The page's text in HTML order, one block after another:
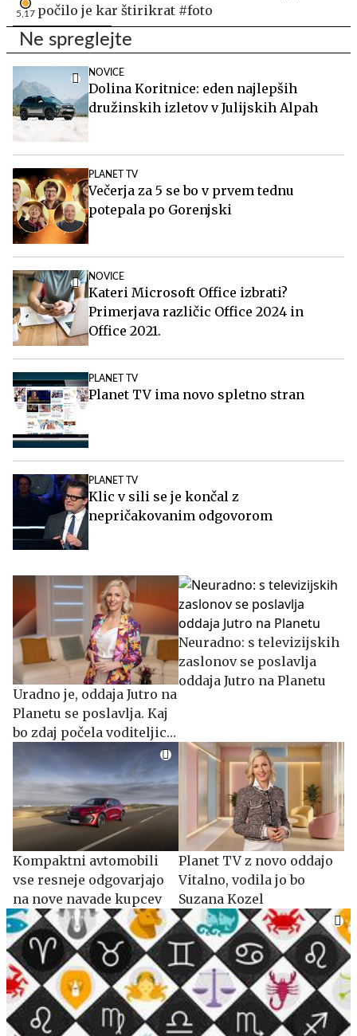
5,17 počilo je kar štirikrat #foto
Ne spreglejte
NOVICE
Dolina Koritnice: eden najlepših
družinskih izletov v Julijskih Alpah
PLANET TV
Večerja za 5 se bo v prvem tednu
potepala po Gorenjski
NOVICE
Kateri Microsoft Office izbrati?
Primerjava različic Office 2024 in
Office 2021.
PLANET TV
Planet TV ima novo spletno stran
PLANET TV
Klic v sili se je končal z
nepričakovanim odgovorom
Uradno je, oddaja Jutro na
Planetu se poslavlja. Kaj
bo zdaj počela voditeljica
Suzana Kozel?
Neuradno: s televizijskih
zaslonov se poslavlja
oddaja Jutro na Planetu
Kompaktni avtomobili
vse resneje odgovarjajo
na nove navade kupcev
Planet TV z novo oddajo
Vitalno, vodila jo bo
Suzana Kozel